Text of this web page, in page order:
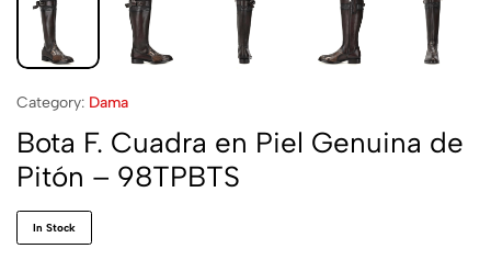
Category: Dama
Bota F. Cuadra en Piel Genuina de
Pitón – 98TPBTS
In Stock